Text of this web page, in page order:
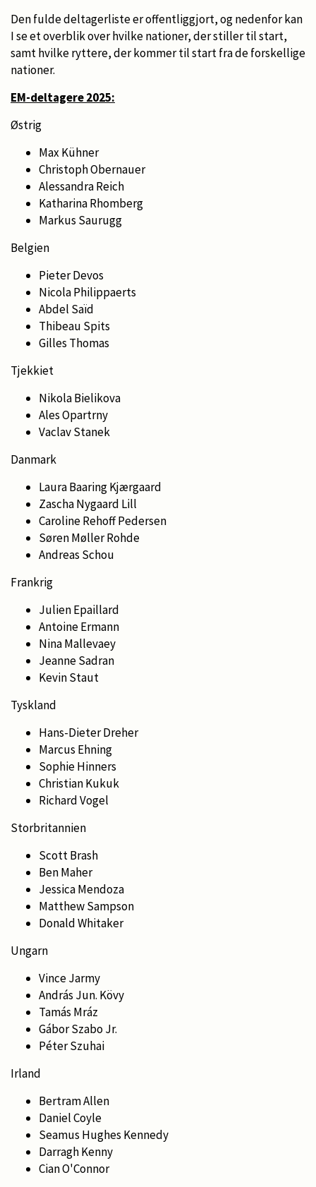
Den fulde deltagerliste er offentliggjort, og nedenfor kan
I se et overblik over hvilke nationer, der stiller til start,
samt hvilke ryttere, der kommer til start fra de forskellige
nationer.
EM-deltagere 2025:
Østrig
Max Kühner
Christoph Obernauer
Alessandra Reich
Katharina Rhomberg
Markus Saurugg
Belgien
Pieter Devos
Nicola Philippaerts
Abdel Saïd
Thibeau Spits
Gilles Thomas
Tjekkiet
Nikola Bielikova
Ales Opartrny
Vaclav Stanek
Danmark
Laura Baaring Kjærgaard
Zascha Nygaard Lill
Caroline Rehoff Pedersen
Søren Møller Rohde
Andreas Schou
Frankrig
Julien Epaillard
Antoine Ermann
Nina Mallevaey
Jeanne Sadran
Kevin Staut
Tyskland
Hans-Dieter Dreher
Marcus Ehning
Sophie Hinners
Christian Kukuk
Richard Vogel
Storbritannien
Scott Brash
Ben Maher
Jessica Mendoza
Matthew Sampson
Donald Whitaker
Ungarn
Vince Jarmy
András Jun. Kövy
Tamás Mráz
Gábor Szabo Jr.
Péter Szuhai
Irland
Bertram Allen
Daniel Coyle
Seamus Hughes Kennedy
Darragh Kenny
Cian O'Connor